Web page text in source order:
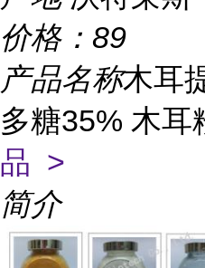
价格： 89
产品名称木耳
多糖35% 木耳
品 >
简介